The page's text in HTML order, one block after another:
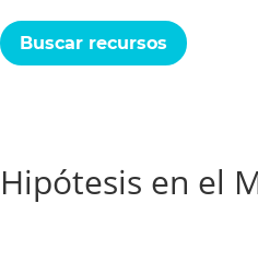
Buscar recursos
Hipótesis en el